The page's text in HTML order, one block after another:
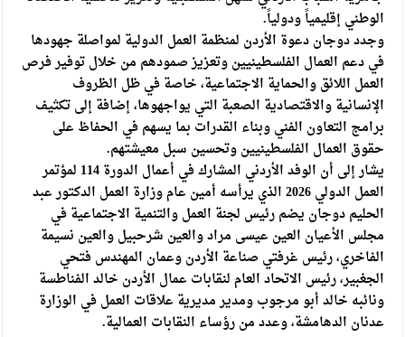
الوطني إقليمياً ودولياً.
وجدد دوجان دعوة الأردن لمنظمة العمل الدولية لمواصلة جهودها
في دعم العمال الفلسطينيين وتعزيز صمودهم من خلال توفير فرص
العمل اللائق والحماية الاجتماعية، خاصة في ظل الظروف
الإنسانية والاقتصادية الصعبة التي يواجهوها، إضافة إلى تكثيف
برامج التعاون الفني وبناء القدرات بما يسهم في الحفاظ على
حقوق العمال الفلسطينيين وتحسين سبل معيشتهم.
يشار إلى أن الوفد الأردني المشارك في أعمال الدورة 114 لمؤتمر
العمل الدولي 2026 الذي يرأسه أمين عام وزارة العمل الدكتور عبد
الحليم دوجان يضم رئيس لجنة العمل والتنمية الاجتماعية في
مجلس الأعيان العين عيسى مراد والعين شرحبيل والعين نسيمة
الفاخري، رئيس غرفتي صناعة الأردن وعمان المهندس فتحي
الجغبير، رئيس الاتحاد العام لنقابات عمال الأردن خالد الفناطسة
ونائبه خالد أبو مرجوب ومدير مديرية علاقات العمل في الوزارة
عدنان الدهامشة، وعدد من رؤساء النقابات العمالية.